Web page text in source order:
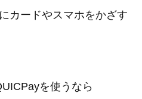
カードやスマホをかざす
を使うなら